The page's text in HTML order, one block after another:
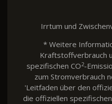
Irrtum und
* Weitere
Kraftstoffverbrauch
spezifischen CO2-
zum Stromverbrauch
'Leitfaden über den
die offiziellen